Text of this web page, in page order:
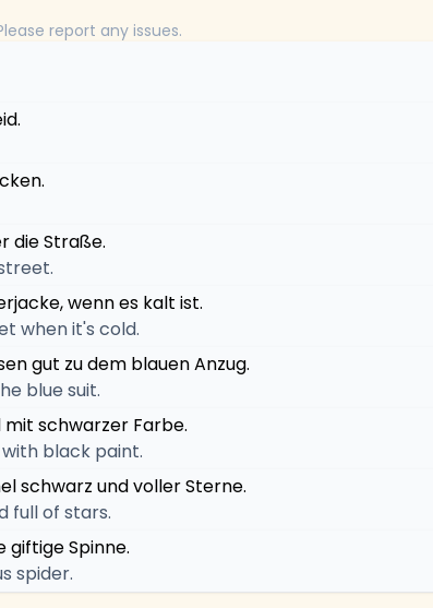
report any issues.
die Straße.
wenn es kalt ist.
when it's cold.
gut zu dem blauen Anzug.
blue suit.
mit schwarzer Farbe.
black paint.
schwarz und voller Sterne.
full of stars.
giftige Spinne.
spider.